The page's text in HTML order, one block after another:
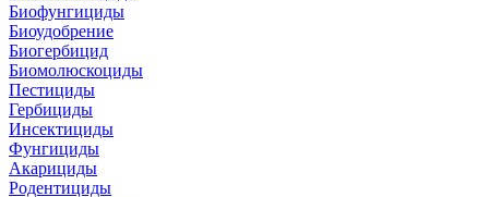
Биофунгициды
Биоудобрение
Биогербицид
Биомолюскоциды
Пестициды
Гербициды
Инсектициды
Фунгициды
Акарициды
Родентициды